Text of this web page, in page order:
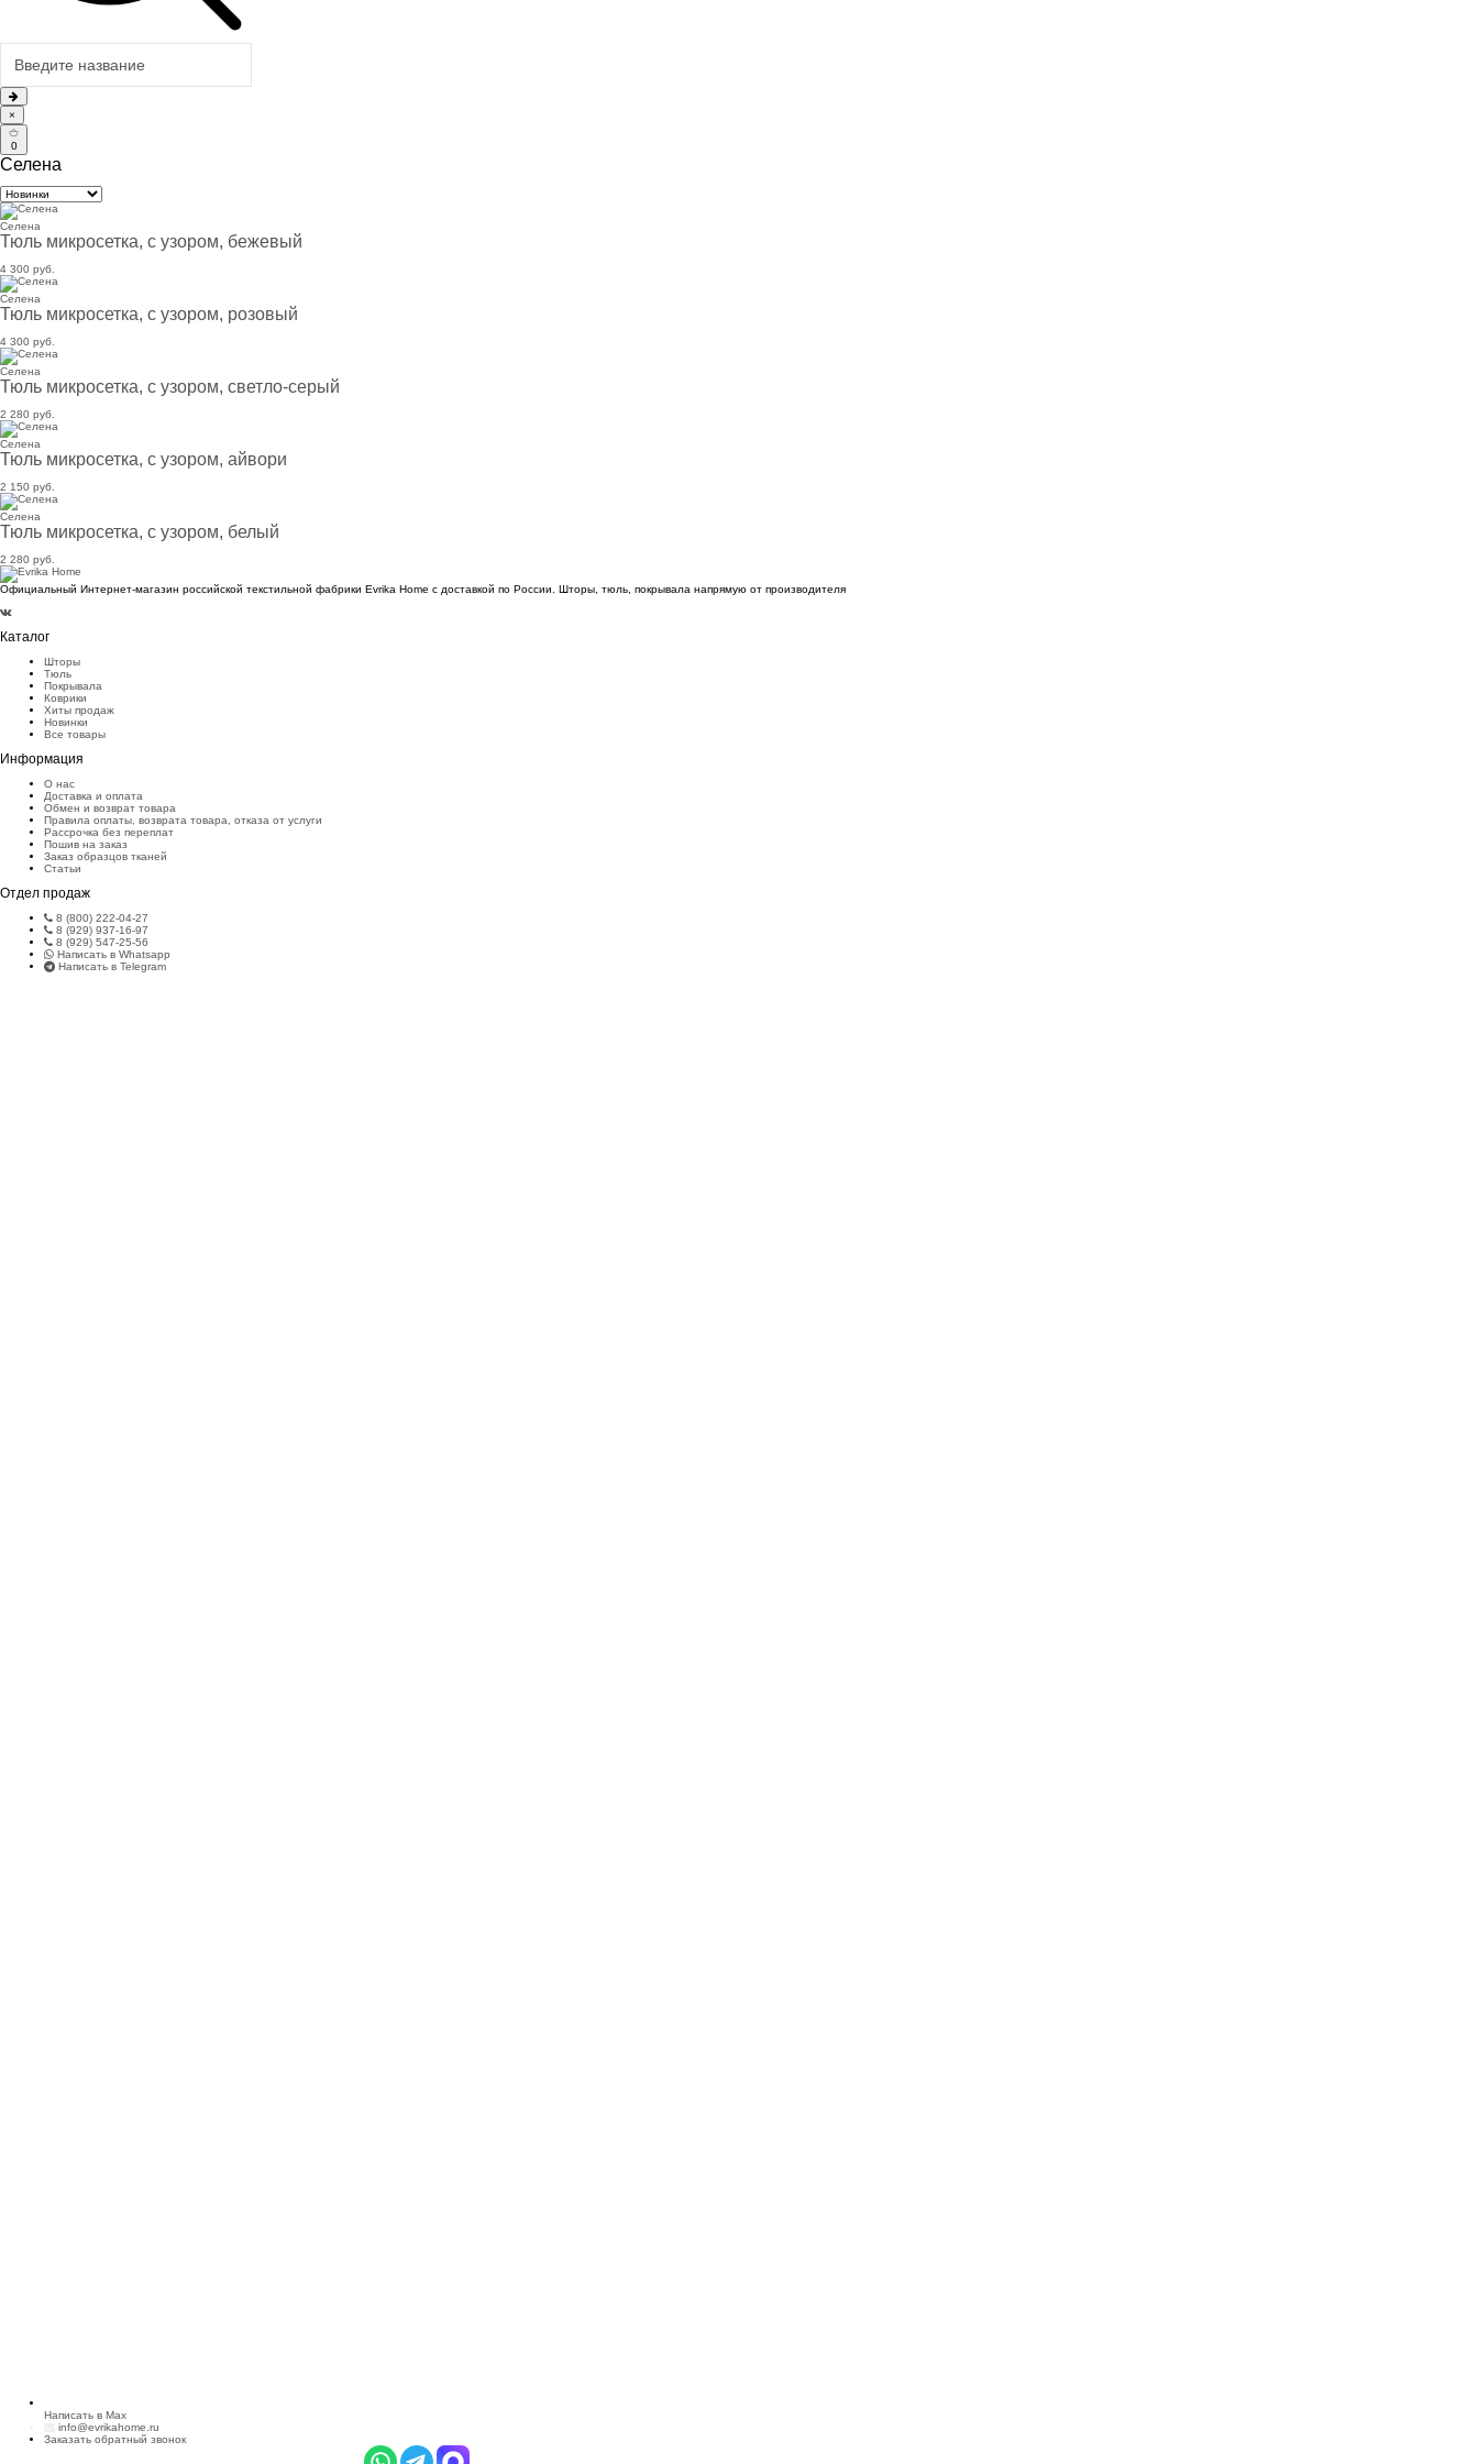
×
0
Селена
Селена
Тюль микросетка, с узором, бежевый
4 300 руб.
Селена
Тюль микросетка, с узором, розовый
4 300 руб.
Селена
Тюль микросетка, с узором, светло-серый
2 280 руб.
Селена
Тюль микросетка, с узором, айвори
2 150 руб.
Селена
Тюль микросетка, с узором, белый
2 280 руб.
Официальный Интернет-магазин российской текстильной фабрики Evrika Home c доставкой по России. Шторы, тюль, покрывала напрямую от производителя
Каталог
Шторы
Тюль
Покрывала
Коврики
Хиты продаж
Новинки
Все товары
Информация
О нас
Доставка и оплата
Обмен и возврат товара
Правила оплаты, возврата товара, отказа от услуги
Рассрочка без переплат
Пошив на заказ
Заказ образцов тканей
Статьи
Отдел продаж
8 (800) 222-04-27
8 (929) 937-16-97
8 (929) 547-25-56
Написать в Whatsapp
Написать в Telegram
Написать в Max
info@evrikahome.ru
Заказать обратный звонок